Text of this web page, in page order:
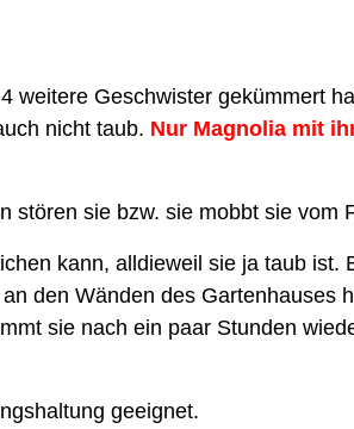
weitere Geschwister gekümmert
nicht taub. Nur Magnolia mit
stören sie bzw. sie mobbt sie vom
kann, alldieweil sie ja taub ist.
den Wänden des Gartenhauses
sie nach ein paar Stunden
geeignet.